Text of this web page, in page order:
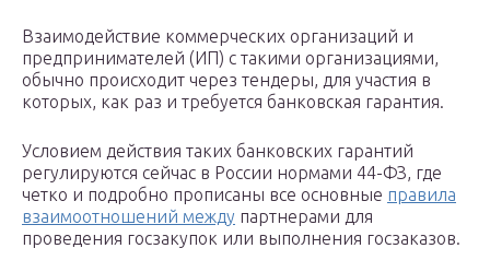
Взаимодействие коммерческих организаций и
предпринимателей (ИП) с такими организациями,
обычно происходит через тендеры, для участия в
которых, как раз и требуется банковская гарантия.
Условием действия таких банковских гарантий
регулируются сейчас в России нормами 44-ФЗ, где
четко и подробно прописаны все основные правила
взаимоотношений между партнерами для
проведения госзакупок или выполнения госзаказов.